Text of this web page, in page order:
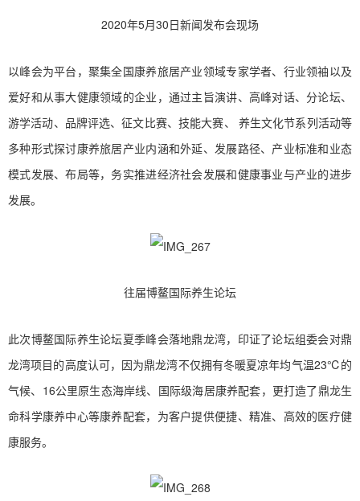
2020年5月30日新闻发布会现场
以峰会为平台，聚集全国康养旅居产业领域专家学者、行业领袖以及
爱好和从事大健康领域的企业，通过主旨演讲、高峰对话、分论坛、
游学活动、品牌评选、征文比赛、技能大赛、 养生文化节系列活动等
多种形式探讨康养旅居产业内涵和外延、发展路径、产业标准和业态
模式发展、布局等，务实推进经济社会发展和健康事业与产业的进步
发展。
往届博鳌国际养生论坛
此次博鳌国际养生论坛夏季峰会落地鼎龙湾，印证了论坛组委会对鼎
龙湾项目的高度认可，因为鼎龙湾不仅拥有冬暖夏凉年均气温23℃的
气候、16公里原生态海岸线、国际级海居康养配套，更打造了鼎龙生
命科学康养中心等康养配套，为客户提供便捷、精准、高效的医疗健
康服务。